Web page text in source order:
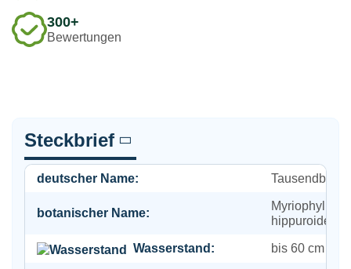
300+
Bewertungen
Steckbrief
deutscher Name: Tausendblatt
botanischer Name:
Myriophyllum
hippuroides
Wasserstand: bis 60 cm